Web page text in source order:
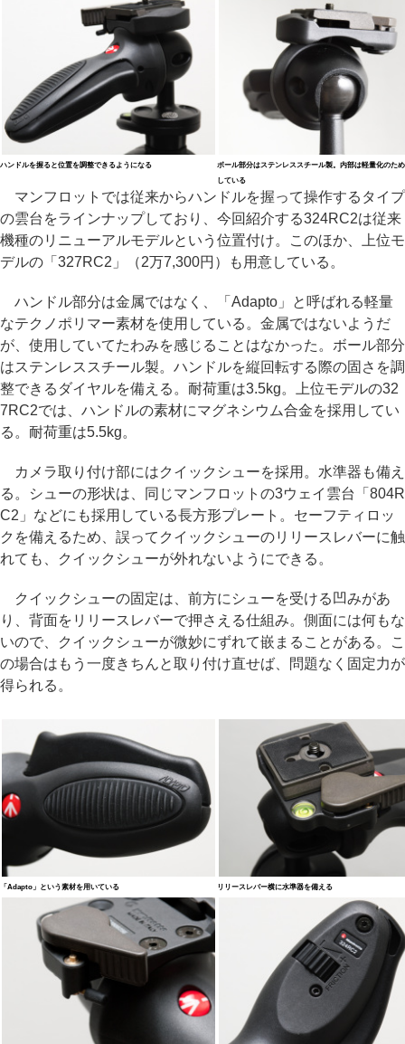
ハンドルを握ると位置を調整できるようになる
ボール部分はステンレススチール製。内部は軽量化のた
している
マンフロットでは従来からハンドルを握って操作するタイプ
の雲台をラインナップしており、今回紹介する324RC2は従来
機種のリニューアルモデルという位置付け。このほか、上位モ
デルの「327RC2」（2万7,300円）も用意している。
ハンドル部分は金属ではなく、「Adapto」と呼ばれる軽量
なテクノポリマー素材を使用している。金属ではないようだ
が、使用していてたわみを感じることはなかった。ボール部分
はステンレススチール製。ハンドルを縦回転する際の固さを調
整できるダイヤルを備える。耐荷重は3.5kg。上位モデルの32
7RC2では、ハンドルの素材にマグネシウム合金を採用してい
る。耐荷重は5.5kg。
カメラ取り付け部にはクイックシューを採用。水準器も備え
る。シューの形状は、同じマンフロットの3ウェイ雲台「804R
C2」などにも採用している長方形プレート。セーフティロッ
クを備えるため、誤ってクイックシューのリリースレバーに触
れても、クイックシューが外れないようにできる。
クイックシューの固定は、前方にシューを受ける凹みがあ
り、背面をリリースレバーで押さえる仕組み。側面には何もな
いので、クイックシューが微妙にずれて嵌まることがある。こ
の場合はもう一度きちんと取り付け直せば、問題なく固定力が
得られる。
「Adapto」という素材を用いている リリースレバー横に水準器を備える